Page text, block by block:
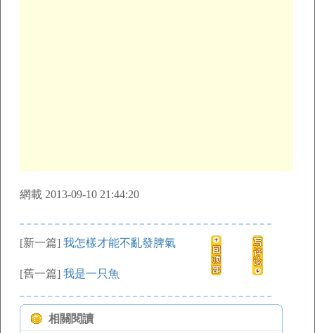
網載 2013-09-10 21:44:20
[新一篇] 我怎樣才能不亂發脾氣
[舊一篇] 我是一只魚
相關閱讀